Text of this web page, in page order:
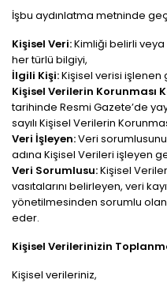
İşbu aydınlatma metninde
Kişisel Veri:Kimliği belirli
her türlü bilgiyi,
İlgili Kişi:Kişisel verisi işlenen
Kişisel Verilerin Korunması
tarihinde Resmi Gazete’de
sayılı Kişisel Verilerin
Veri İşleyen:Veri
adına Kişisel Verileri işleyen
Veri Sorumlusu:Kişisel
vasıtalarını belirleyen, veri
yönetilmesinden sorumlu
eder.
Kişisel Verilerinizin
Kişisel verileriniz,